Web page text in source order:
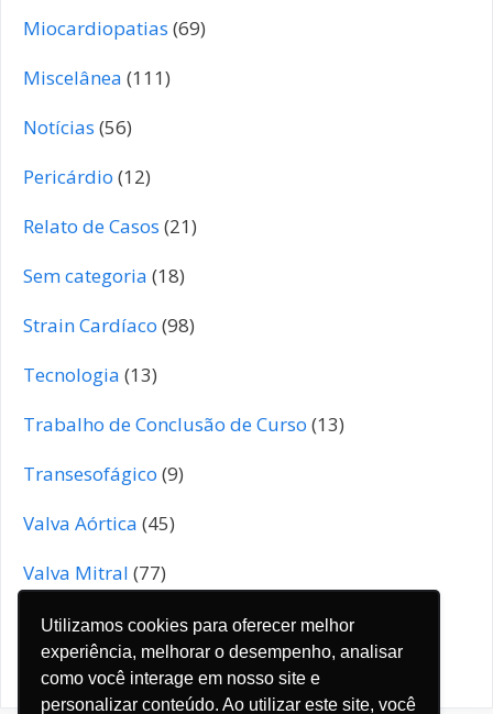
Utilizamos cookies para oferecer melhor
experiência, melhorar o desempenho, analisar
como você interage em nosso site e
personalizar conteúdo. Ao utilizar este site, você
Miocardiopatias (69)
Miscelânea (111)
Notícias (56)
Pericárdio (12)
Relato de Casos (21)
Sem categoria (18)
Strain Cardíaco (98)
Tecnologia (13)
Trabalho de Conclusão de Curso (13)
Transesofágico (9)
Valva Aórtica (45)
Valva Mitral (77)
Valva Pulmonar(4)
Valva Tricúspide(19)